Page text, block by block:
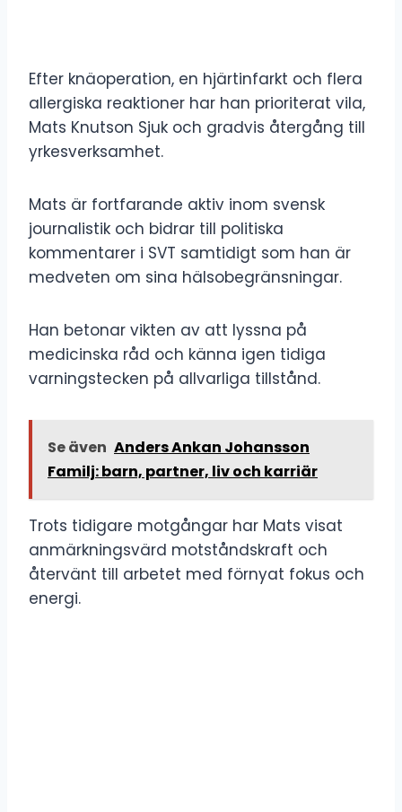
Efter knäoperation, en hjärtinfarkt och flera
allergiska reaktioner har han prioriterat vila,
Mats Knutson Sjuk och gradvis återgång till
yrkesverksamhet.
Mats är fortfarande aktiv inom svensk
journalistik och bidrar till politiska
kommentarer i SVT samtidigt som han är
medveten om sina hälsobegränsningar.
Han betonar vikten av att lyssna på
medicinska råd och känna igen tidiga
varningstecken på allvarliga tillstånd.
Se även Anders Ankan Johansson
Familj: barn, partner, liv och karriär
Trots tidigare motgångar har Mats visat
anmärkningsvärd motståndskraft och
återvänt till arbetet med förnyat fokus och
energi.